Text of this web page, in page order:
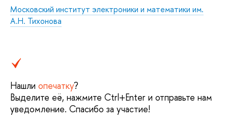
Московский институт электроники и математики им.
А.Н. Тихонова
Нашли опечатку?
Выделите её, нажмите Ctrl+Enter и отправьте нам
уведомление. Спасибо за участие!